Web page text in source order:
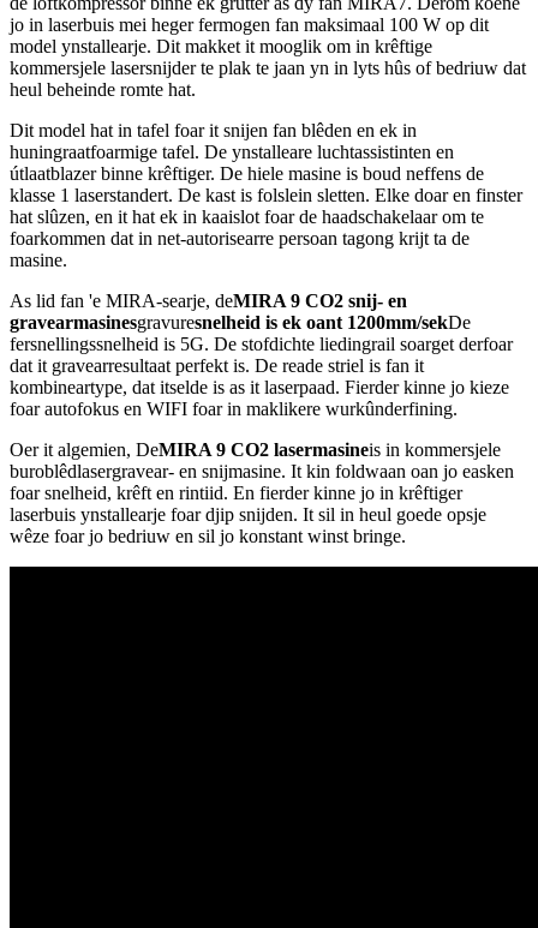
jo in laserbuis mei heger fermogen fan maksimaal 100 W op dit
model ynstallearje. Dit makket it mooglik om in krêftige
kommersjele lasersnijder te plak te jaan yn in lyts hûs of bedriuw dat
heul beheinde romte hat.
Dit model hat in tafel foar it snijen fan blêden en ek in
huningraatfoarmige tafel. De ynstalleare luchtassistinten en
útlaatblazer binne krêftiger. De hiele masine is boud neffens de
klasse 1 laserstandert. De kast is folslein sletten. Elke doar en finster
hat slûzen, en it hat ek in kaaislot foar de haadschakelaar om te
foarkommen dat in net-autorisearre persoan tagong krijt ta de
masine.
As lid fan 'e MIRA-searje, deMIRA 9 CO2 snij- en
gravearmasinesgravuresnelheid is ek oant 1200mm/sekDe
fersnellingssnelheid is 5G. De stofdichte liedingrail soarget derfoar
dat it gravearresultaat perfekt is. De reade striel is fan it
kombineartype, dat itselde is as it laserpaad. Fierder kinne jo kieze
foar autofokus en WIFI foar in maklikere wurkûnderfining.
Oer it algemien, DeMIRA 9 CO2 lasermasineis in kommersjele
buroblêdlasergravear- en snijmasine. It kin foldwaan oan jo easken
foar snelheid, krêft en rintiid. En fierder kinne jo in krêftiger
laserbuis ynstallearje foar djip snijden. It sil in heul goede opsje
wêze foar jo bedriuw en sil jo konstant winst bringe.